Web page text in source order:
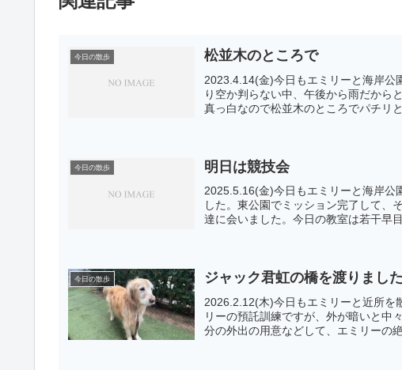
今日の散歩 松並木のところで
2023.4.14(金)今日もエミリーと海岸公
り空か判らない中、午後から雨だから
真っ白なので松並木のところでパチリ
今日の散歩 明日は競技会
2025.5.16(金)今日もエミリーと海岸公
した。東公園でミッション完了して
達に会いました。今日の教室は若干早
今日の散歩 ジャック君虹の橋を渡りました
2026.2.12(木)今日もエミリーと近所を
リーの預託訓練ですが、外が暗いと中
分の外出の用意などして、エミリーの